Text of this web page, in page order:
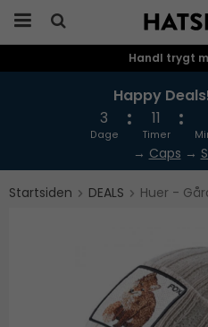
Produktet er
Handl trygt
Happy
3
Dage
11
Timer
→ Caps →
Startsiden DEALS Huer -